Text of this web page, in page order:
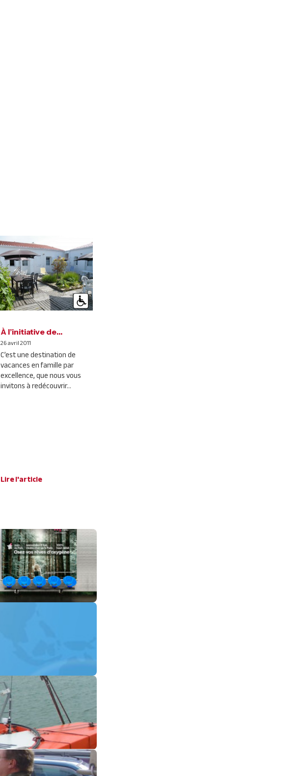
À l’initiative de…
26 avril 2011
C’est une destination de
vacances en famille par
excellence, que nous vous
invitons à redécouvrir...
Lire l'article